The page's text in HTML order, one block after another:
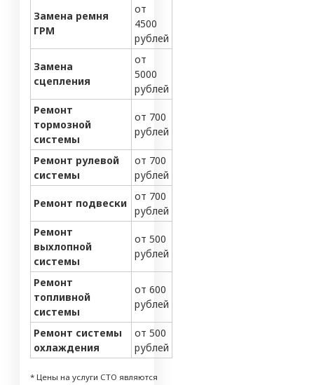
Замена ремня
ГРМ
от
4500
рублей
Замена
сцепления
от
5000
рублей
Ремонт
тормозной
системы
от 700
рублей
Ремонт рулевой
системы
от 700
рублей
Ремонт подвески
от 700
рублей
Ремонт
выхлопной
системы
от 500
рублей
Ремонт
топливной
системы
от 600
рублей
Ремонт системы
охлаждения
от 500
рублей
* Цены на услуги СТО являются